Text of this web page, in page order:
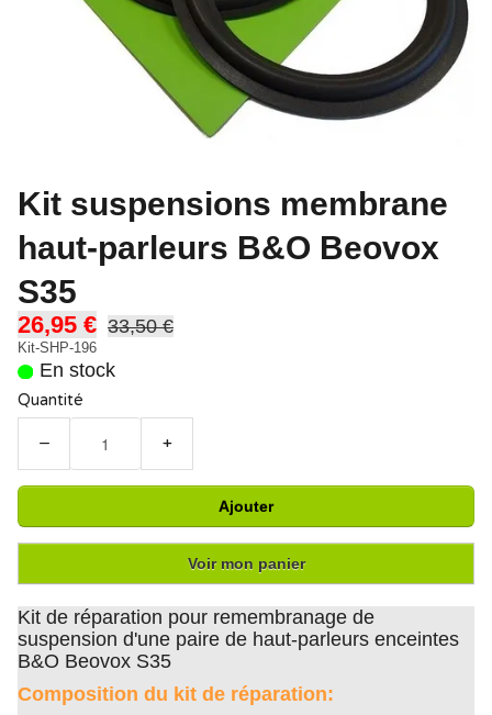
Kit suspensions membrane
haut-parleurs B&O Beovox
S35
26,95 € 33,50 €
Kit-SHP-196
En stock
Quantité
− +
Ajouter
Voir mon panier
Kit de réparation pour remembranage de
suspension d'une paire de haut-parleurs enceintes
B&O Beovox S35
Composition du kit de réparation: